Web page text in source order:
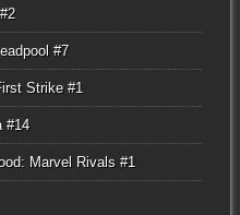
#7
Strike #1
#14
Marvel Rivals #1